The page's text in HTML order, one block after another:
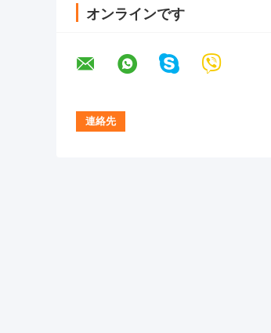
オンラインです